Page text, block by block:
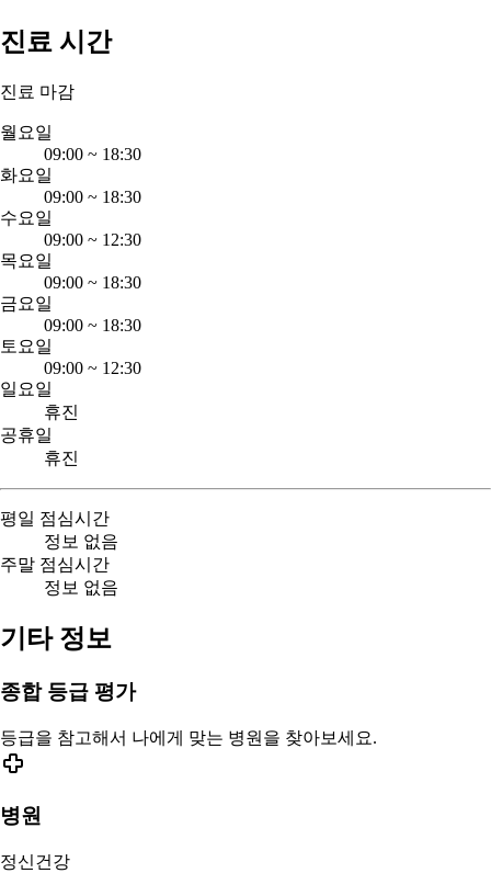
진료 시간
진료 마감
월요일
09:00 ~ 18:30
화요일
09:00 ~ 18:30
수요일
09:00 ~ 12:30
목요일
09:00 ~ 18:30
금요일
09:00 ~ 18:30
토요일
09:00 ~ 12:30
일요일
휴진
공휴일
휴진
평일 점심시간
정보 없음
주말 점심시간
정보 없음
기타 정보
종합 등급 평가
등급을 참고해서 나에게 맞는 병원을 찾아보세요.
병원
정신건강